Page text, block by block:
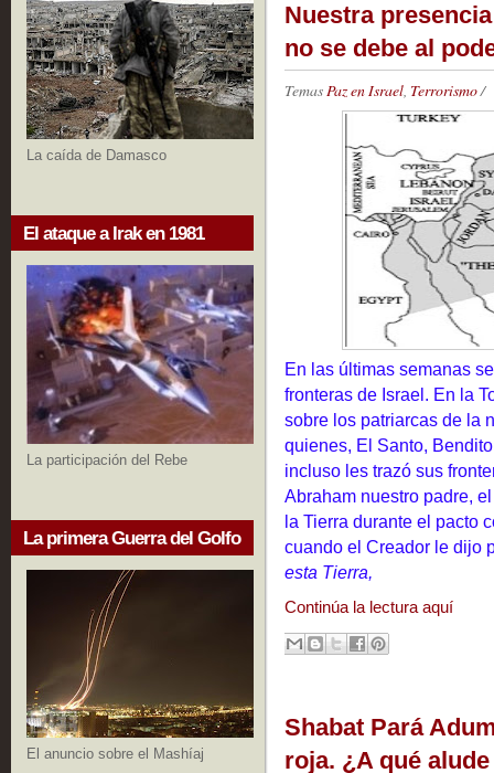
La caída de Damasco
El ataque a Irak en 1981
La participación del Rebe
La primera Guerra del Golfo
El anuncio sobre el Mashíaj
Nuestra
no se debe al
TemasPaz en Israel, Terrorismo/
En las últimas semanas
fronteras de Israel. En la
sobre los patriarcas de la
quienes, El Santo,
incluso les trazó sus
Abraham nuestro padre,
la Tierra durante el pacto
cuando el Creador le dijo
esta Tierra,
Continúa la lectura aquí
Shabat Pará
roja. ¿A qué